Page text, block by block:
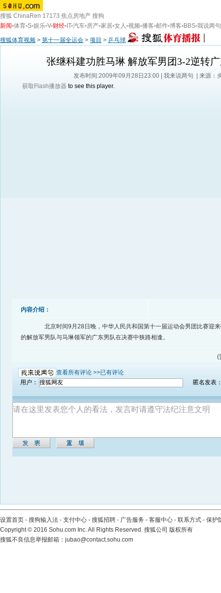
搜狐 ChinaRen 17173 焦点房地产 搜狗
新闻-体育-S-娱乐-V-财经- IT-汽车-房产-家居-女人-视频-播客-邮件-博客-BBS-我说两句
搜狐体育视频 > 第十一届全运会 > 项目 > 乒乓球
张继科建功胜马琳 解放军男团3-2逆转
发布时间:2009年09月28日23:00 | 我来说两句
| 来源：
获取Flash播放器 to see this player.
内容介绍：
北京时间9月28日晚，中华人民共和国第十一届运动会男团比赛迎来
的解放军男队与马琳领军的广东男队在决赛中狭路相逢。
(
查看所有评论 >>已有评论
用户：
匿名发表
设置首页 - 搜狗输入法 - 支付中心 - 搜狐招聘 - 广告服务 - 客服中心 - 联系方式 - 保护
Copyright© 2016 Sohu.com Inc. All Rights Reserved. 搜狐公司 版权所有
搜狐不良信息举报邮箱： jubao@contact.sohu.com